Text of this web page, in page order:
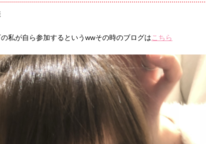
私が自ら参加するというwwその時のブログは こちら